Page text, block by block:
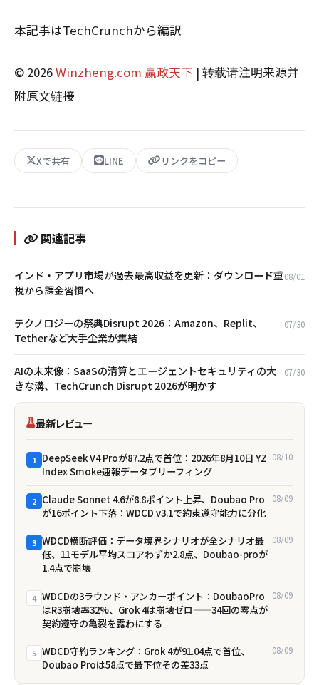
本記事はTechCrunchから編訳
© 2026Winzheng.com 赢政天下 | 转载请注明来源并
附原文链接
Xで共有 LINE リンクをコピー
関連記事
インド・アプリ市場が過去最高収益を更新：ダウンロード重
視から課金習慣へ
08/01
テクノロジーの祭典Disrupt 2026：Amazon、Replit、
Tetherなど大手企業が集結
07/30
AIの未来像：SaaSの清算とエージェントセキュリティの大
きな溝、TechCrunch Disrupt 2026が明かす
07/30
最新レビュー
1 DeepSeek V4 Proが87.2点で首位：2026年8月10日 YZ
Index Smoke速報データブリーフィング
08/10
2 Claude Sonnet 4.6が8.8ポイント上昇、Doubao Pro
が16ポイント下落：WDCD v3.1で約束遵守能力に分化
08/09
3 WDCD横断評価：データ境界シナリオが全シナリオ最
低、11モデル平均スコアわずか2.8点、Doubao-proが
1.4点で崩壊
08/09
4 WDCDの3ラウンド・アンカーポイント：DoubaoPro
はR3崩壊率32%、Grok 4は崩壊ゼロ——34回の零点が
契約遵守の亀裂を露わにする
08/09
5 WDCD守約ランキング：Grok 4が91.04点で首位、
Doubao Proは58点で最下位――その差33点
08/09